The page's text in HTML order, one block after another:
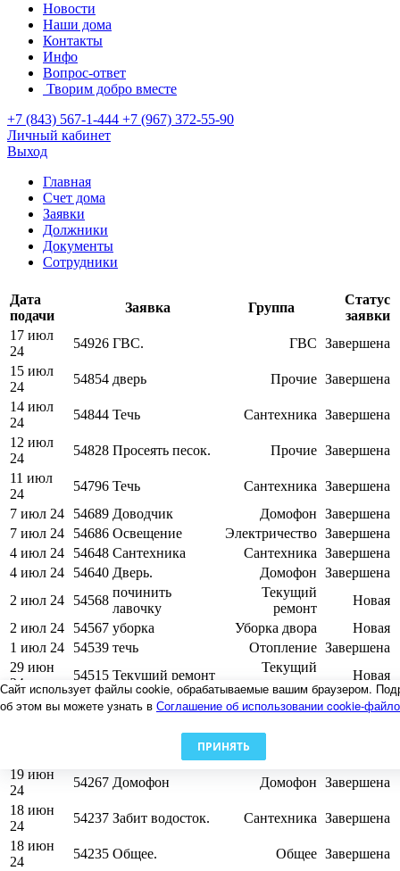
Новости
Наши дома
Контакты
Инфо
Вопрос-ответ
Творим добро вместе
+7 (843) 567-1-444 +7 (967) 372-55-90
Личный кабинет
Выход
Главная
Счет дома
Заявки
Должники
Документы
Сотрудники
Дата
подачи
Заявка Группа
Статус
заявки
17 июл
24
54926 ГВС. ГВС Завершена
15 июл
24
54854 дверь Прочие Завершена
14 июл
24
54844 Течь Сантехника Завершена
12 июл
24
54828 Просеять песок. Прочие Завершена
11 июл
24
54796 Течь Сантехника Завершена
7 июл 24
54689 Доводчик Домофон Завершена
7 июл 24
54686 Освещение Электричество Завершена
4 июл 24
54648 Сантехника Сантехника Завершена
4 июл 24
54640 Дверь. Домофон Завершена
2 июл 24
54568
починить
лавочку
Текущий
ремонт
Новая
2 июл 24
54567 уборка Уборка двора
Новая
1 июл 24
54539 течь Отопление Завершена
29 июн
24
54515 Текущий ремонт
Текущий
ремонт
Новая
27 июн
54473 ЕРЦ
Оплаты/
Завершена
Окна/Двери
19 июн
24
54267 Домофон Домофон Завершена
18 июн
24
54237 Забит водосток. Сантехника Завершена
18 июн
24
54235 Общее. Общее Завершена
Сайт использует файлы cookie, обрабатываемые вашим браузером.
об этом вы можете узнать в Соглашение об использовании cookie-
ПРИНЯТЬ